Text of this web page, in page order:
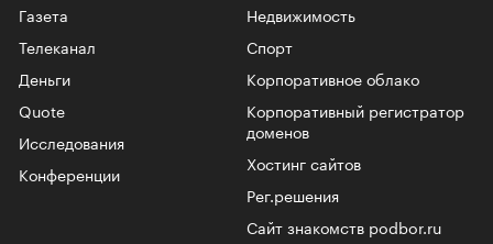
Газета
Телеканал
Недвижимость
Спорт
Корпоративное облако
Корпоративный регистратор
доменов
Хостинг сайтов
Рег.решения
Сайт знакомств podbor.ru
Деньги
Quote
Исследования
Конференции